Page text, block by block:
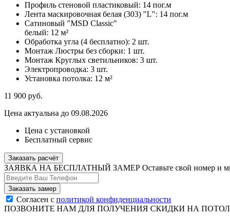
Профиль стеновой пластиковый: 14 пог.м
Лента маскировочная белая (303) "L": 14 пог.м
Сатиновый "MSD Classic"
белый: 12 м²
Обработка угла (4 бесплатно): 2 шт.
Монтаж Люстры без сборки: 1 шт.
Монтаж Круглых светильников: 3 шт.
Электропроводка: 3 шт.
Установка потолка: 12 м²
11 900 руб.
Цена актуальна до 09.08.2026
Цена с установкой
Бесплатный сервис
Заказать расчёт
ЗАЯВКА НА БЕСПЛАТНЫЙ ЗАМЕР Оставьте свой номер и
Согласен с политикой конфиденциальности
ПОЗВОНИТЕ НАМ ДЛЯ ПОЛУЧЕНИЯ СКИДКИ НА